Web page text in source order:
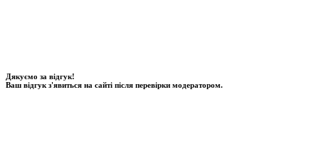
Дякуємо за відгук!
Ваш відгук з'явиться на сайті після перевірки модератором.